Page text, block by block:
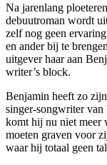
Na jarenlang
debuutroman wordt
zelf nog geen
en ander bij te
uitgever haar aan
writer’s block.
Benjamin heeft zo
singer-songwriter van
komt hij nu niet
moeten graven voor
waar hij totaal geen